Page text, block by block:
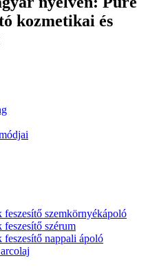
kozmetikai és
feszesítő szemkörnyékápoló
feszesítő szérum
feszesítő nappali ápoló